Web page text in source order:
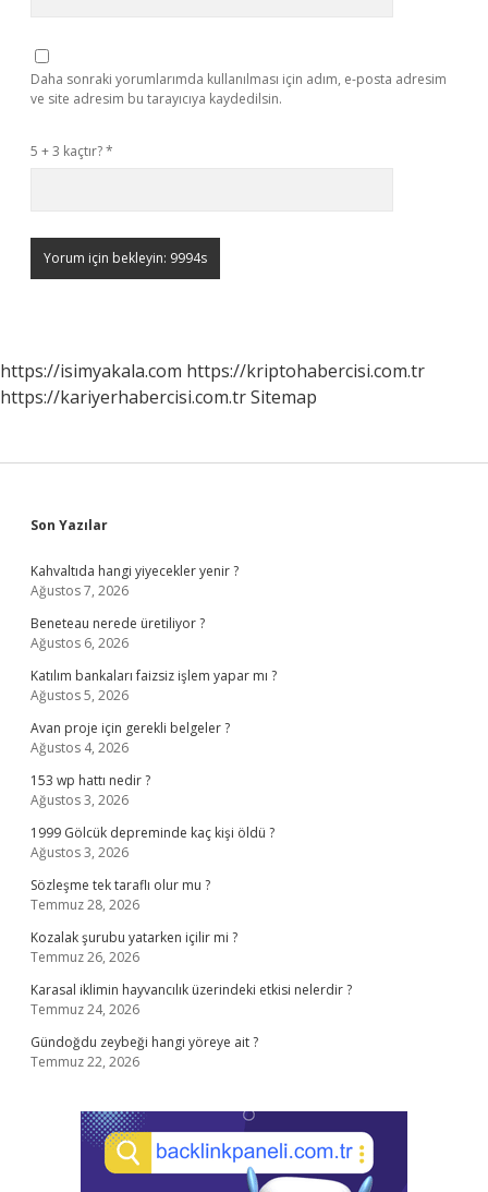
Daha sonraki yorumlarımda kullanılması için adım, e-posta adresim
ve site adresim bu tarayıcıya kaydedilsin.
5 + 3 kaçtır?*
https://isimyakala.com https://kriptohabercisi.com.tr
https://kariyerhabercisi.com.trSitemap
Sidebar
Son Yazılar
Kahvaltıda hangi yiyecekler yenir ?
Ağustos 7, 2026
Beneteau nerede üretiliyor ?
Ağustos 6, 2026
Katılım bankaları faizsiz işlem yapar mı ?
Ağustos 5, 2026
Avan proje için gerekli belgeler ?
Ağustos 4, 2026
153 wp hattı nedir ?
Ağustos 3, 2026
1999 Gölcük depreminde kaç kişi öldü ?
Ağustos 3, 2026
Sözleşme tek taraflı olur mu ?
Temmuz 28, 2026
Kozalak şurubu yatarken içilir mi ?
Temmuz 26, 2026
Karasal iklimin hayvancılık üzerindeki etkisi nelerdir ?
Temmuz 24, 2026
Gündoğdu zeybeği hangi yöreye ait ?
Temmuz 22, 2026